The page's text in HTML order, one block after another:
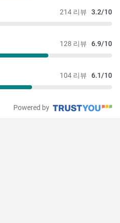
214 리뷰 3.2/10
128 리뷰 6.9/10
104 리뷰 6.1/10
Powered by